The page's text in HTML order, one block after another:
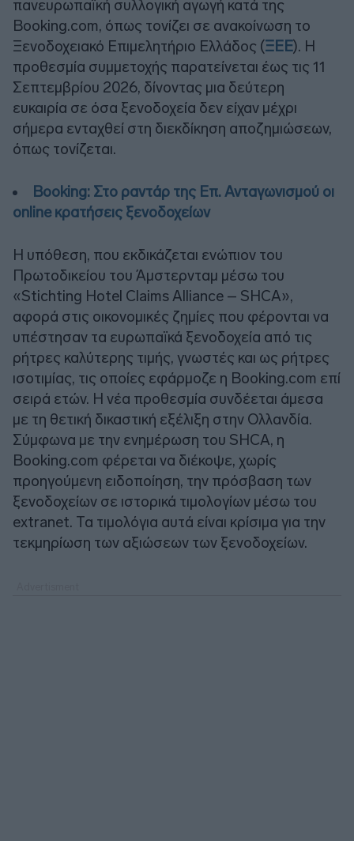
πανευρωπαϊκή συλλογική αγωγή κατά της
Booking.com, όπως τονίζει σε ανακοίνωση το
Ξενοδοχειακό Επιμελητήριο Ελλάδος (ΞΕΕ). Η
προθεσμία συμμετοχής παρατείνεται έως τις 11
Σεπτεμβρίου 2026, δίνοντας μια δεύτερη
ευκαιρία σε όσα ξενοδοχεία δεν είχαν μέχρι
σήμερα ενταχθεί στη διεκδίκηση αποζημιώσεων,
όπως τονίζεται.
Booking: Στο ραντάρ της Επ. Ανταγωνισμού οι
online κρατήσεις ξενοδοχείων
Η υπόθεση, που εκδικάζεται ενώπιον του
Πρωτοδικείου του Άμστερνταμ μέσω του
«Stichting Hotel Claims Alliance – SHCA»,
αφορά στις οικονομικές ζημίες που φέρονται να
υπέστησαν τα ευρωπαϊκά ξενοδοχεία από τις
ρήτρες καλύτερης τιμής, γνωστές και ως ρήτρες
ισοτιμίας, τις οποίες εφάρμοζε η Booking.com επί
σειρά ετών. Η νέα προθεσμία συνδέεται άμεσα
με τη θετική δικαστική εξέλιξη στην Ολλανδία.
Σύμφωνα με την ενημέρωση του SHCA, η
Booking.com φέρεται να διέκοψε, χωρίς
προηγούμενη ειδοποίηση, την πρόσβαση των
ξενοδοχείων σε ιστορικά τιμολoγίων μέσω του
extranet. Τα τιμολόγια αυτά είναι κρίσιμα για την
τεκμηρίωση των αξιώσεων των ξενοδοχείων.